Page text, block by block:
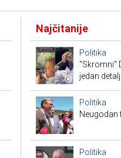
Najčitanije
Politika
"Skromni"
jedan detalj
Politika
Neugodan
Politika